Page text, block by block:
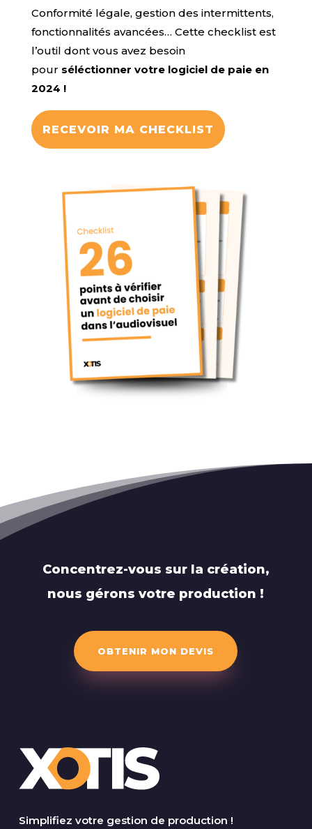
Conformité légale, gestion des intermittents,
fonctionnalités avancées… Cette checklist est
l’outil dont vous avez besoin
pour séléctionner votre logiciel de paie en
2024 !
RECEVOIR MA CHECKLIST
Concentrez-vous sur la création,
nous gérons votre production !
OBTENIR MON DEVIS
Simplifiez votre gestion de production !